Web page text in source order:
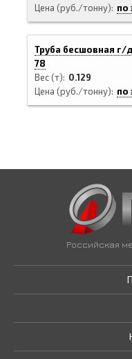
Цена (руб./тонну)
по
Труба бесшовная г/
78
Вес (т)
0.129
Цена (руб./тонну)
по
Российская